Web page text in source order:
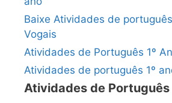
Baixe Atividades de
Vogais
Atividades de Português 1º
Atividades de português 1º
Atividades de Português